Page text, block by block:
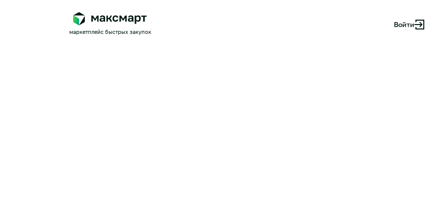
маркетплейс быстрых закупок
Войти